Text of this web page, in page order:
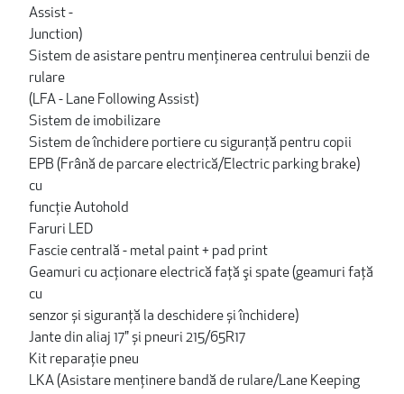
Assist -
Junction)
Sistem de asistare pentru menţinerea centrului benzii de
rulare
(LFA - Lane Following Assist)
Sistem de imobilizare
Sistem de închidere portiere cu siguranţă pentru copii
EPB (Frână de parcare electrică/Electric parking brake)
cu
funcţie Autohold
Faruri LED
Fascie centrală - metal paint + pad print
Geamuri cu acționare electrică faţă şi spate (geamuri față
cu
senzor și siguranță la deschidere și închidere)
Jante din aliaj 17" și pneuri 215/65R17
Kit reparaţie pneu
LKA (Asistare menţinere bandă de rulare/Lane Keeping